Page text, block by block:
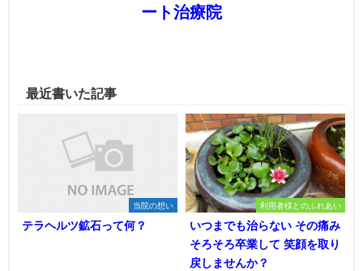
ート治療院
最近書いた記事
当院の想い
テラヘルツ鉱石って何？
利用者様とのふれあい
いつまでも治らない その痛み
そろそろ卒業して 笑顔を取り
戻しませんか？